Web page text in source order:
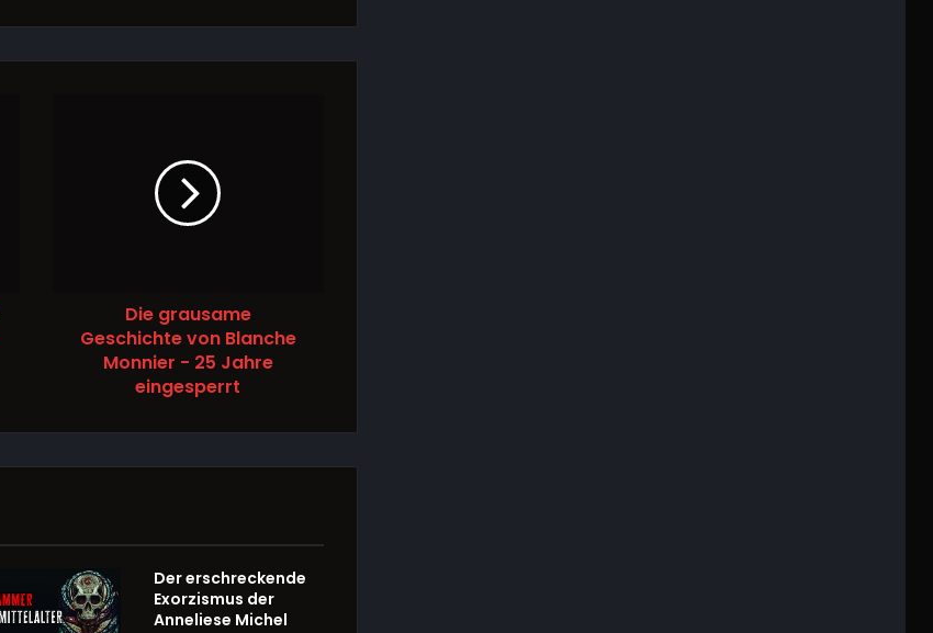
Die grausame
Geschichte von Blanche
Monnier - 25 Jahre
eingesperrt
Der erschreckende
Exorzismus der
Anneliese Michel